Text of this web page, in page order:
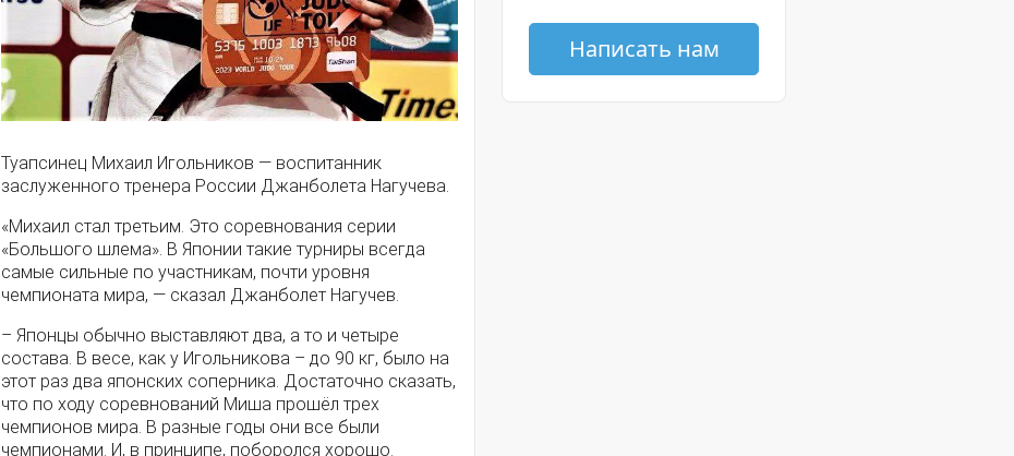
Туапсинец Михаил Игольников — воспитанник
заслуженного тренера России Джанболета Нагучева.
«Михаил стал третьим. Это соревнования серии
«Большого шлема». В Японии такие турниры всегда
самые сильные по участникам, почти уровня
чемпионата мира, — сказал Джанболет Нагучев.
– Японцы обычно выставляют два, а то и четыре
состава. В весе, как у Игольникова – до 90 кг, было на
этот раз два японских соперника. Достаточно сказать,
что по ходу соревнований Миша прошёл трех
чемпионов мира. В разные годы они все были
чемпионами. И, в принципе, поборолся хорошо.
Написать нам